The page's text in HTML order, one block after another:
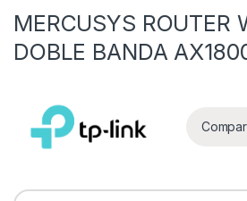
MERCUSYS ROUTER
DOBLE BANDA